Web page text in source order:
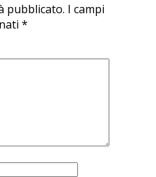
pubblicato. I campi
*